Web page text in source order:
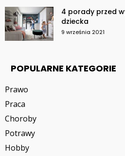
4 porady przed
dziecka
9 września 2021
POPULARNE KATEGORIE
Prawo
Praca
Choroby
Potrawy
Hobby